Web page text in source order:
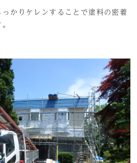
かりケレンすることで塗料の密着